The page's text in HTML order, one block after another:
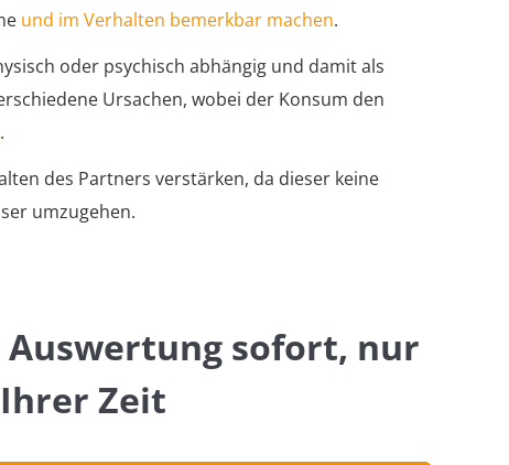
und im Verhalten bemerkbar machen.
oder psychisch abhängig und damit als
Ursachen, wobei der Konsum den
.
des Partners verstärken, da dieser keine
umzugehen.
Auswertung sofort, nur
Zeit